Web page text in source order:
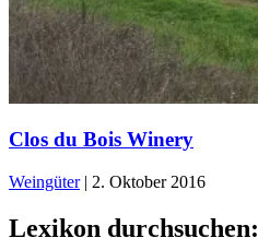
Clos du Bois Winery
Weingüter | 2. Oktober 2016
Lexikon durchsuchen: